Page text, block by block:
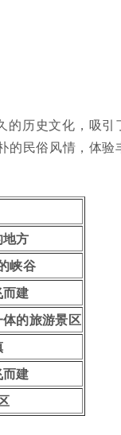
的历史文化，吸引
的民俗风情，体验
方
峡谷
建
的旅游景区
建